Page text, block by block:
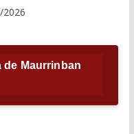
de Maurrinban